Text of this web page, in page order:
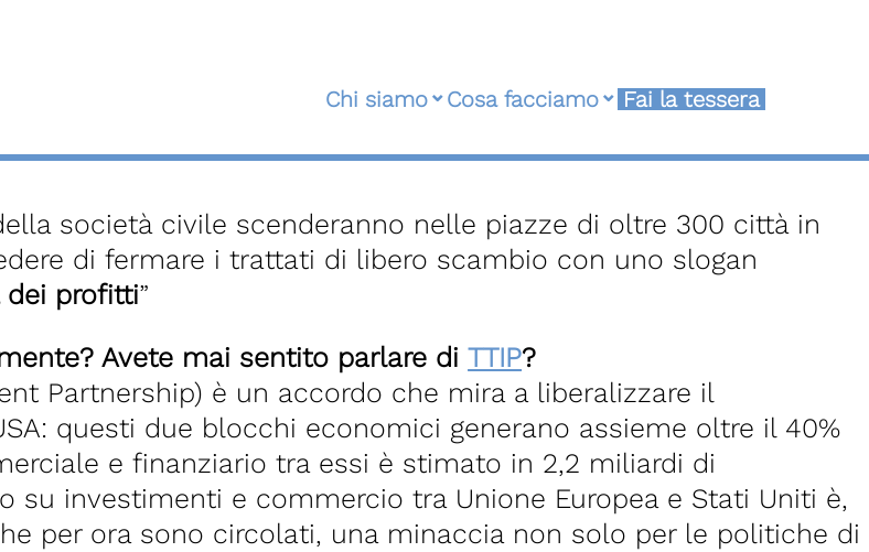
Chi siamo Cosa facciamo Fai la tessera
società civile scenderanno nelle piazze di oltre 300 città in
di fermare i trattati di libero scambio con uno slogan
dei profitti”
Avete mai sentito parlare di TTIP?
Partnership) è un accordo che mira a liberalizzare il
questi due blocchi economici generano assieme oltre il 40%
e finanziario tra essi è stimato in 2,2 miliardi di
su investimenti e commercio tra Unione Europea e Stati Uniti è,
per ora sono circolati, una minaccia non solo per le politiche di